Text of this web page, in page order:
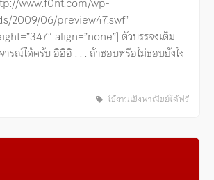
2009/06/preview47.swf”
align=”none”] ตัวบรรจงเต็ม
ารณ์ได้ครับ อิอิอิ . . . ถ้าชอบหรือไม่ชอบยังไง
ใช้งานเชิงพาณิชย์ได้ฟรี